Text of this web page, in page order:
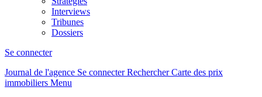
Interviews
Tribunes
Dossiers
Se connecter
Journal de l'agence Se connecterRechercher Carte des prix
immobiliers Menu